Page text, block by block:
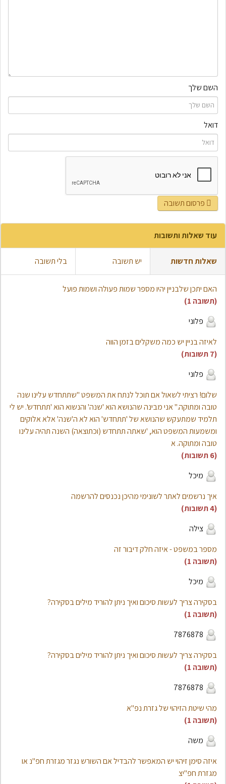
השם שלך
דואל
פרסום תשובה
עוד שאלות ותשובות
שאלות חדשות יש תשובה בלי תשובה
האם יתכן שלבניין יהיו מספר שמות פעולה ושמות פועל
(תשובה 1)
פלוני
לאיזה בניין יש כמה משקלים בזמן הווה
(7 תשובות)
פלוני
שלום! רציתי לשאול אם תוכל לנתח את המשפט "שתתחדש עלינו שנה
טובה ומתוקה." אני מבינה שהנושא הוא 'שנה' והנשוא הוא 'תתחדש'. יש לי
תלמיד שמתעקש שהנושא של 'תתחדש' הוא לא ה'שנה' אלא אלוקים
ומשמעות המשפט הוא, 'שאתה תתחדש (וכתוצאה) השנה תהיה עלינו
טובה ומתוקה. א
(6 תשובות)
מיכל
איך נרשמים לאתר לשונימי מהיכן נכנסים להרשמה
(4 תשובות)
צילה
מספר במשפט - איזה חלק דיבור זה
(תשובה 1)
מיכל
בסקירה צריך לעשות סיכום ואיך ניתן להוריד מילים בסקירה?
(תשובה 1)
7876878
בסקירה צריך לעשות סיכום ואיך ניתן להוריד מילים בסקירה?
(תשובה 1)
7876878
מהי שיטת הזיהוי של גזרת נפ"א
(תשובה 1)
משה
איזה סימן זיהוי יש המאפשר להבדיל אם השורש נגזר מגזרת חפ"נ או
מגזרת חפ"יצ